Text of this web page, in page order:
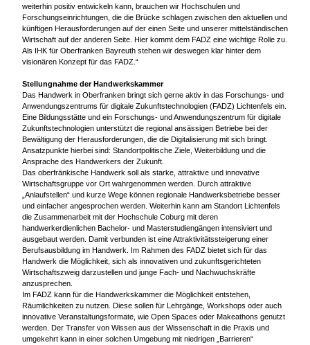
weiterhin positiv entwickeln kann, brauchen wir Hochschulen und
Forschungseinrichtungen, die die Brücke schlagen zwischen den aktuellen und
künftigen Herausforderungen auf der einen Seite und unserer mittelständischen
Wirtschaft auf der anderen Seite. Hier kommt dem FADZ eine wichtige Rolle zu.
Als IHK für Oberfranken Bayreuth stehen wir deswegen klar hinter dem
visionären Konzept für das FADZ.“
Stellungnahme der Handwerkskammer
Das Handwerk in Oberfranken bringt sich gerne aktiv in das Forschungs- und
Anwendungszentrums für digitale Zukunftstechnologien (FADZ) Lichtenfels ein.
Eine Bildungsstätte und ein Forschungs- und Anwendungszentrum für digitale
Zukunftstechnologien unterstützt die regional ansässigen Betriebe bei der
Bewältigung der Herausforderungen, die die Digitalisierung mit sich bringt.
Ansatzpunkte hierbei sind: Standortpolitische Ziele, Weiterbildung und die
Ansprache des Handwerkers der Zukunft.
Das oberfränkische Handwerk soll als starke, attraktive und innovative
Wirtschaftsgruppe vor Ort wahrgenommen werden. Durch attraktive
„Anlaufstellen“ und kurze Wege können regionale Handwerksbetriebe besser
und einfacher angesprochen werden. Weiterhin kann am Standort Lichtenfels
die Zusammenarbeit mit der Hochschule Coburg mit deren
handwerkerdienlichen Bachelor- und Masterstudiengängen intensiviert und
ausgebaut werden. Damit verbunden ist eine Attraktivitätssteigerung einer
Berufsausbildung im Handwerk. Im Rahmen des FADZ bietet sich für das
Handwerk die Möglichkeit, sich als innovativen und zukunftsgerichteten
Wirtschaftszweig darzustellen und junge Fach- und Nachwuchskräfte
anzusprechen.
Im FADZ kann für die Handwerkskammer die Möglichkeit entstehen,
Räumlichkeiten zu nutzen. Diese sollen für Lehrgänge, Workshops oder auch
innovative Veranstaltungsformate, wie Open Spaces oder Makeathons genutzt
werden. Der Transfer von Wissen aus der Wissenschaft in die Praxis und
umgekehrt kann in einer solchen Umgebung mit niedrigen „Barrieren“